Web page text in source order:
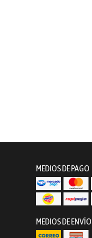
MEDIOS DE PAGO
MEDIOS DE ENVÍO